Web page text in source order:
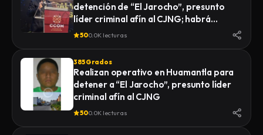
LA FISCALÍA GENERAL DE JUSTICIA DEL
ESTADO (FGJE) INICIÓ UNA CARPETA DE
INVESTIGACIÓN POR EL DELITO DE
HOMICIDIO CALIFICADO EN CONTRA DE
QUIEN O QUIENES RESULTEN
RESPONSABLES
detención de “El Jarocho”, presunto
líder criminal afín al CJNG; habrá
vigilancia 48 horas en Huamantla
500.0K lecturas
385 Grados
Realizan operativo en Huamantla para
detener a “El Jarocho”, presunto líder
criminal afín al CJNG
500.0K lecturas